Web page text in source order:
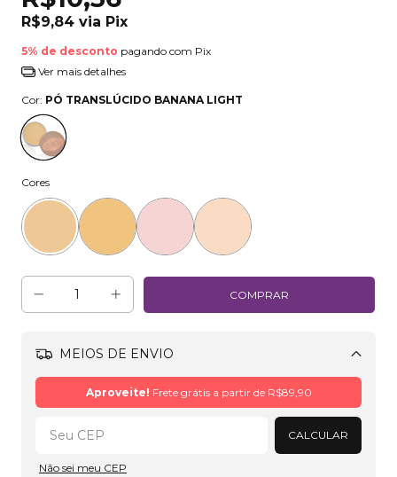
R$9,84 via Pix
5% de desconto pagando com Pix
Ver mais detalhes
Cor: PÓ TRANSLÚCIDO BANANA LIGHT
Cores
MEIOS DE ENVIO
Aproveite! Frete grátis a partir de R$89,90
CALCULAR
Não sei meu CEP